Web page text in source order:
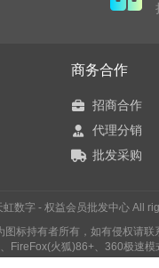
商务合作
招商合作
代理分销
批发采购
数字 - 权益会员批发中心 All
图标持有者所有，如有侵权请联
FireFox(火狐)86+、360极速模